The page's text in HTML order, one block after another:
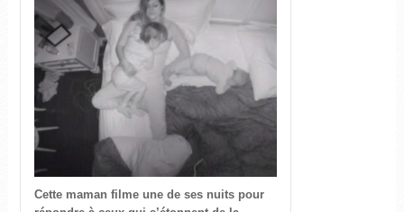
Cette maman filme une de ses nuits pour